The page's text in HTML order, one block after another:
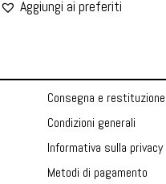
Aggiungi ai preferiti
Consegna e restituzione
Condizioni generali
Informativa sulla privacy
Metodi di pagamento